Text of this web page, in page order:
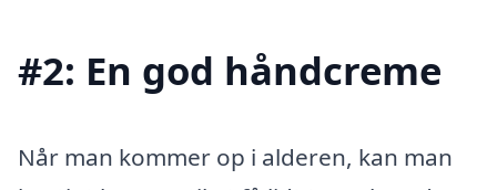
#2: En god håndcreme
Når man kommer op i alderen, kan man